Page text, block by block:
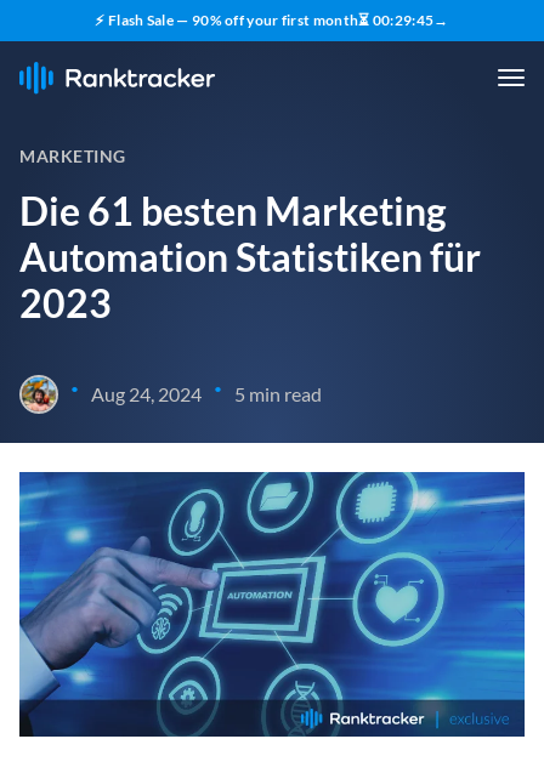
⚡ Flash Sale — 90% off your first month⏳ 00:29:44→
MARKETING
Die 61 besten Marketing
Automation Statistiken für
2023
• Aug 24, 2024 • 5 min read